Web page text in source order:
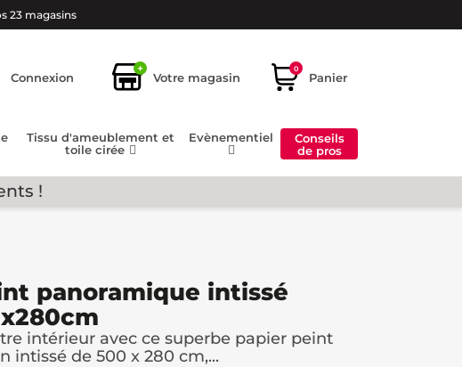
23 magasins
Connexion
+
Votre magasin
0
Panier
Tissu d'ameublement et
toile cirée
Evènementiel
Conseils
de pros
!
panoramique intissé
intérieur avec ce superbe papier peint
intissé de 500 x 280 cm,...